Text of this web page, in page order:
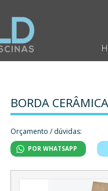
BORDA
Orçamento / dúvidas:
POR WHATSAPP